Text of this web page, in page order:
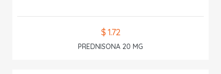
$ 1.72
PREDNISONA 20 MG